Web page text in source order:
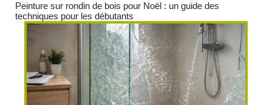
Peinture sur rondin de bois pour Noël : un guide des
techniques pour les débutants